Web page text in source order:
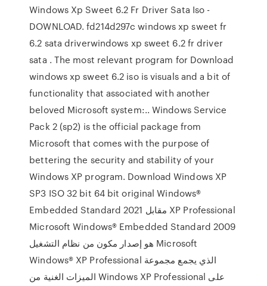
Windows Xp Sweet 6.2 Fr Driver Sata Iso -
DOWNLOAD. fd214d297c windows xp sweet fr
6.2 sata driverwindows xp sweet 6.2 fr driver
sata . The most relevant program for Download
windows xp sweet 6.2 iso is visuals and a bit of
functionality that associated with another
beloved Microsoft system:.. Windows Service
Pack 2 (sp2) is the official package from
Microsoft that comes with the purpose of
bettering the security and stability of your
Windows XP program. Download Windows XP
SP3 ISO 32 bit 64 bit original Windows®
Embedded Standard 2021 مقابل XP Professional
Microsoft Windows® Embedded Standard 2009
هو إصدار مكون من نظام التشغيل Microsoft
Windows® XP Professional الذي يجمع مجموعة
الميزات الغنية من Windows XP Professional على